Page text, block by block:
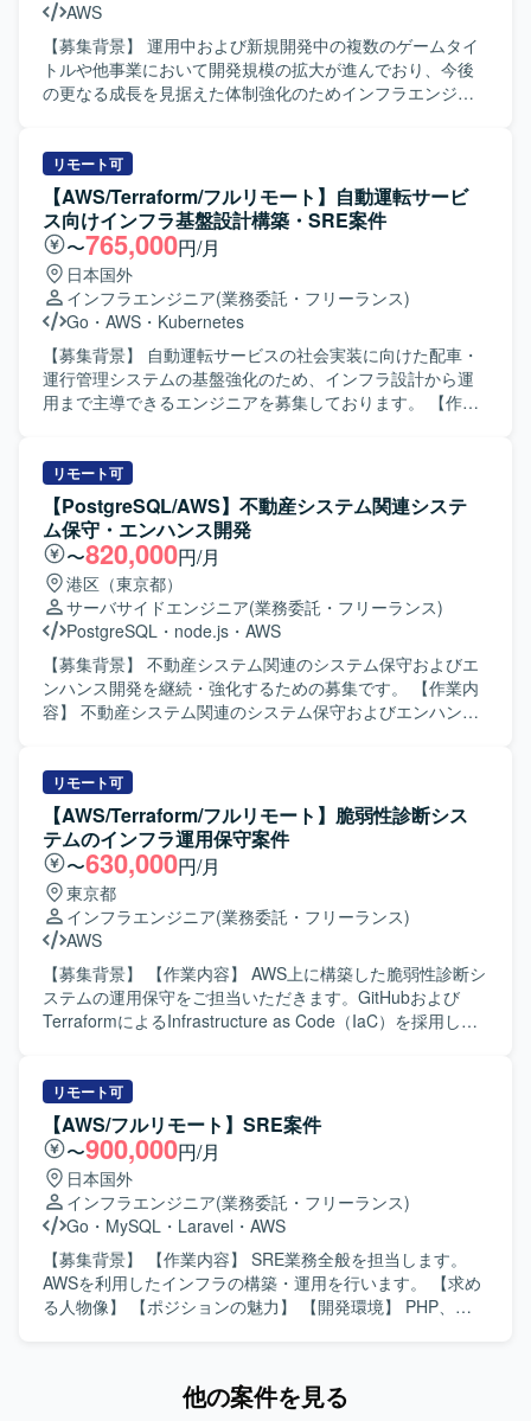
AWS
【募集背景】 運用中および新規開発中の複数のゲームタイ
トルや他事業において開発規模の拡大が進んでおり、今後
の更なる成長を見据えた体制強化のためインフラエンジニ
の協業を通じて組織とともに成長していただける方を求め
ております。 【作業内容】 ・スマートフォン向けゲームお
よびWebサービスのサーバインフラ環境の設計・構築・運
用を行います。 ・運用中および開発中のゲームタイトルを
横断して、インフラ面からプロジェクトを支援していただ
きます。 ・新しい技術の検証や導入展開を行い、サービス
にとって最適なインフラ構成の検討を行います。 ・パフォ
ーマンス向上やコスト削減など、インフラ面からの課題解
決に取り組んでいただきます。 【求める人物像】 ・インフ
ラアーキテクチャの検討や新技術のキャッチアップが好き
で、主体的に提案・改善に取り組める方を求めておりま
します。 ・事業やサービスの成長に合わせて、自身のスキ
ルや役割の拡張にも前向きに取り組める方を求めておりま
す。 【ポジションの魅力】 ・運用中および新規開発中の複
数の大型ゲームタイトルに横断的に関わることができ、多
様な開発フェーズや規模のプロジェクトで経験を積むこと
ができます。 ・SREチームの一員として、全プロジェクト
のインフラ設計・構築・運用に携わりながら、サービスの
パフォーマンス向上やコスト最適化に直接貢献できます。
・組織として新たな挑戦を歓迎するカルチャーの中で、大
きな裁量を持ち、長期的なキャリア形成と技術的成長を両
立できる環境です。 【開発環境】 ・複数の新規および運用
クリエイティブおよびゲーム開発に必要な機材や技術的イ
ンプットへの投資が積極的に行われており、勉強会参加や
R&Dなどを通じて継続的にスキルアップできる環境です。
リモート可
【AWS/Terraform/フルリモート】自動運転サービ
ス向けインフラ基盤設計構築・SRE案件
〜765,000円/月
日本国外
インフラエンジニア(業務委託・フリーランス)
Go ・ AWS ・ Kubernetes
【募集背景】 自動運転サービスの社会実装に向けた配車・
運行管理システムの基盤強化のため、インフラ設計から運
用まで主導できるエンジニアを募集しております。 【作業
ていただきます。 サービス立ち上げの初期フェーズから参
画し、アーキテクト設計や基本設計（主にセキュリティや
可観測性などの非機能要件）を実施していただきます。 そ
の後はインフラエンジニア/SREとして、環境の構築および
最適化を主導していただきます。 具体的には、開発および
サービス提供基盤のアーキテクト設計や基本設計、DevOps
環境の設計・構築、SREとして環境の自動化や最適化など
を行っていただきます。 【求める人物像】 自ら主体的にサ
ービス基盤づくりに取り組み、非機能要件を意識した設
計・改善ができる方を求めております。 長期的なサービス
展開を見据え、チームと協調しながら継続的な改善に取り
関わることができます。 スモールスタートから5年スパンで
の大規模展開を見据えたプロジェクトであり、立ち上げフ
ェーズから仕様検討やアーキテクチャ設計に関与できま
す。 移動支援や地域交通の維持、ドライバー不足などの社
会課題の解決に直結する社会インフラ領域に挑戦できる点
も大きな魅力です。 【開発環境】 クラウド：AWS または
GCP 基盤：EKS + マネージドサービス 言語：Go / React な
ど（予定） その他：マイクロサービス、データ処理設計 な
ど
リモート可
【PostgreSQL/AWS】不動産システム関連システ
ム保守・エンハンス開発
〜820,000円/月
港区（東京都）
サーバサイドエンジニア(業務委託・フリーランス)
PostgreSQL ・ node.js ・ AWS
【募集背景】 不動産システム関連のシステム保守およびエ
ンハンス開発を継続・強化するための募集です。 【作業内
容】 不動産システム関連のシステム保守およびエンハンス
特定・不具合修正を行っていただきます。また、本番環境
で発生した障害について、検知から原因特定、復旧、再発
防止策の実施まで一連の対応を行っていただきます。 【求
める人物像】 定例等の打合せでリーダーシップを発揮でき
る方を求めています。ログや既存のソースコードを手がか
りに、未知のシステムでも自律的に問題を調査・解決でき
る方が望ましいです。クラウドインフラに不慣れな部分が
あっても、臆せずキャッチアップしながら対応できる方、
障害対応時に状況を整理しながら関係者へ的確に報告・連
絡できる方を歓迎いたします。復旧にとどまらず、根本原
因の解消まで責任を持って取り組める方にお願いしたいと
解を深めながらスキルアップできるポジションです。AWS
やコンテナ環境などのクラウドインフラ技術にも触れなが
ら、保守・エンハンス開発の経験を積んでいただけます。
【開発環境】 PostgreSQLなどのRDBMSを利用したシステ
ムに携わっていただきます。AWSやコンテナ環境
（Docker/ECS等）、Reactを含むフロントエンド、REST
APIやNode.jsまたはKotlinによるバックエンド開発などの技
術要素に触れていただく機会があります。
リモート可
【AWS/Terraform/フルリモート】脆弱性診断シス
テムのインフラ運用保守案件
〜630,000円/月
東京都
インフラエンジニア(業務委託・フリーランス)
AWS
【募集背景】 【作業内容】 AWS上に構築した脆弱性診断シ
ステムの運用保守をご担当いただきます。GitHubおよび
TerraformによるInfrastructure as Code（IaC）を採用し、
発見し、改善提案・実行ができる方を求めています。 【ポ
ジションの魅力】 Infrastructure as Code（IaC）を活用し
たAWSインフラの運用保守に携わることができます。 【開
発環境】 AWS、Terraform、GitHub、Linux、Dockerを使用
します。
リモート可
【AWS/フルリモート】SRE案件
〜900,000円/月
日本国外
インフラエンジニア(業務委託・フリーランス)
Go ・ MySQL ・ Laravel ・ AWS
【募集背景】 【作業内容】 SRE業務全般を担当します。
AWSを利用したインフラの構築・運用を行います。 【求め
る人物像】 【ポジションの魅力】 【開発環境】 PHP、
他の案件を見る